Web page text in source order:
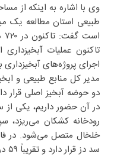
تاکنون عملیات
اجرای پروژه‌های
مدیر کل منابع طبیعی و
دو حوضه آبخیز اصلی قرار
در آن حضور داریم، یکی
رودخانه کشکان